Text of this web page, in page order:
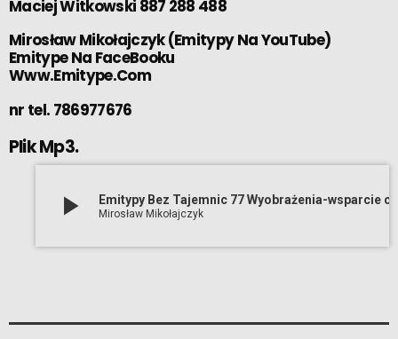
Maciej Witkowski 887 288 488
Mirosław Mikołajczyk(Emitypy Na YouTube)
Emitype Na FaceBooku
Www.Emitype.Com
nr tel. 786977676
Plik Mp3.
play_arrow Mirosław Mikołajczyk